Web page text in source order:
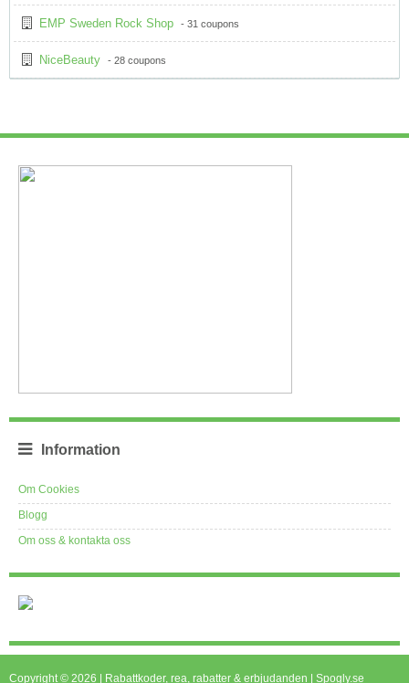
EMP Sweden Rock Shop - 31 coupons
NiceBeauty - 28 coupons
Information
Om Cookies
Blogg
Om oss & kontakta oss
Copyright © 2026 | Rabattkoder, rea, rabatter & erbjudanden | Spogly.se